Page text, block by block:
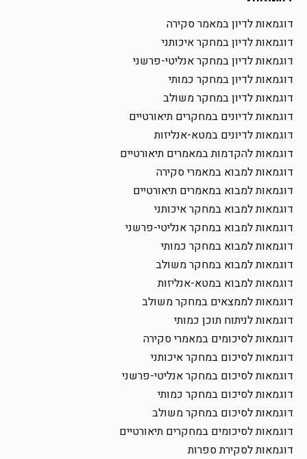
דוגמאות לדיון במאמר סקירה
דוגמאות לדיון במחקר איכותני
דוגמאות לדיון במחקר אנליטי-פרשני
דוגמאות לדיון במחקר כמותי
דוגמאות לדיון במחקר משולב
דוגמאות לדיונים במחקרים תיאורטיים
דוגמאות לדיונים במטא-אנליזות
דוגמאות להקדמות במאמרים תיאורטיים
דוגמאות למבוא במאמרי סקירה
דוגמאות למבוא במאמרים תיאורטיים
דוגמאות למבוא במחקר איכותני
דוגמאות למבוא במחקר אנליטי-פרשני
דוגמאות למבוא במחקר כמותי
דוגמאות למבוא במחקר משולב
דוגמאות למבוא במטא-אנליזות
דוגמאות לממצאים במחקר משולב
דוגמאות לניתוח תוכן כמותי
דוגמאות לסיכומים במאמרי סקירה
דוגמאות לסיכום במחקר איכותני
דוגמאות לסיכום במחקר אנליטי-פרשני
דוגמאות לסיכום במחקר כמותי
דוגמאות לסיכום במחקר משולב
דוגמאות לסיכומים במחקרים תיאורטיים
דוגמאות לסקירת ספרות